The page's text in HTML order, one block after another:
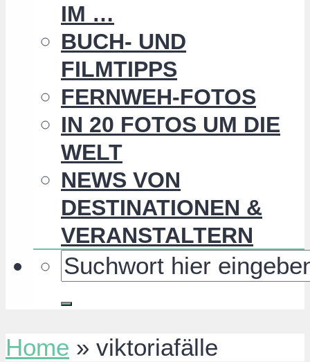
IM …
BUCH- UND
FILMTIPPS
FERNWEH-FOTOS
IN 20 FOTOS UM DIE
WELT
NEWS VON
DESTINATIONEN &
VERANSTALTERN
Home » viktoriafälle